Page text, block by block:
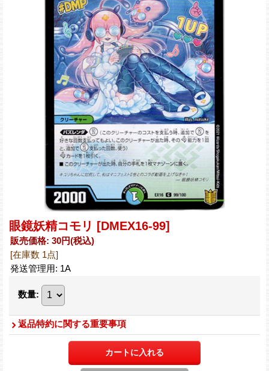
眼鏡妖精コモリ [DMEX16-99]
販売価格: 30円(税込)
[在庫数 1点]
発送管理用: 1A
数量:
返品特約に関する重要事項